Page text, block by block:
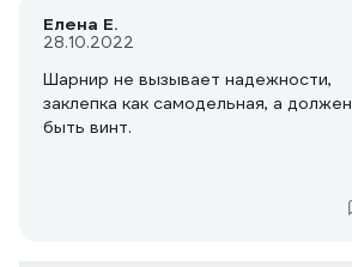
Елена Е.
28.10.2022
Шарнир не вызывает надежности,
заклепка как самодельная, а должен
быть винт.